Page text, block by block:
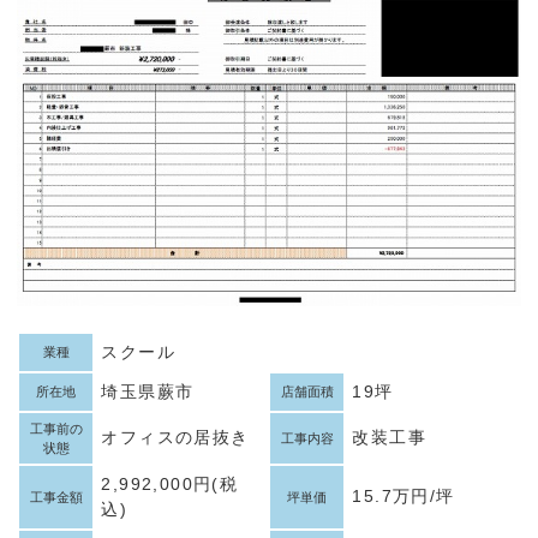
業種 スクール
所在地 埼玉県蕨市 店舗面積 19坪
工事前の
状態
オフィスの居抜き 工事内容 改装工事
工事金額
2,992,000円(税
込)
坪単価 15.7万円/坪